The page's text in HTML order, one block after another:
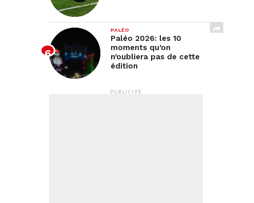
PALÉO
Paléo 2026: les 10
moments qu’on
n’oubliera pas de cette
édition
PUBLICITÉ